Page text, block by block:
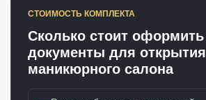
СТОИМОСТЬ КОМПЛЕКТА
Сколько стоит оформить
документы для открытия
маникюрного салона